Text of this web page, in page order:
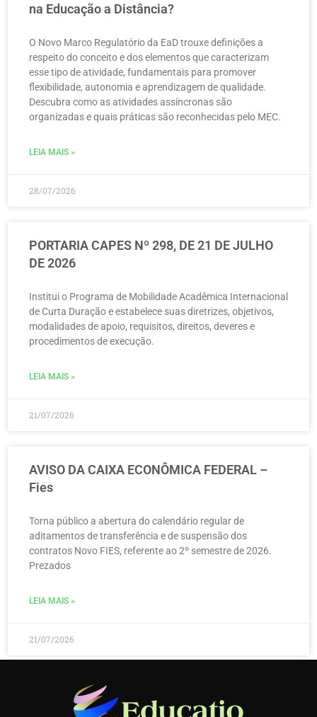
na Educação a Distância?
O Novo Marco Regulatório da EaD trouxe definições a
respeito do conceito e dos elementos que caracterizam
esse tipo de atividade, fundamentais para promover
flexibilidade, autonomia e aprendizagem de qualidade.
Descubra como as atividades assíncronas são
organizadas e quais práticas são reconhecidas pelo MEC.
LEIA MAIS »
28/07/2026
PORTARIA CAPES Nº 298, DE 21 DE JULHO
DE 2026
Institui o Programa de Mobilidade Acadêmica Internacional
de Curta Duração e estabelece suas diretrizes, objetivos,
modalidades de apoio, requisitos, direitos, deveres e
procedimentos de execução.
LEIA MAIS »
21/07/2026
AVISO DA CAIXA ECONÔMICA FEDERAL –
Fies
Torna público a abertura do calendário regular de
aditamentos de transferência e de suspensão dos
contratos Novo FIES, referente ao 2º semestre de 2026.
Prezados
LEIA MAIS »
21/07/2026